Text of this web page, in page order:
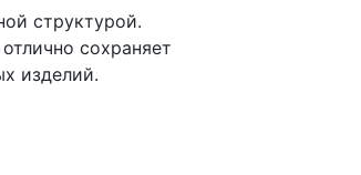
структурой.
сохраняет
изделий.